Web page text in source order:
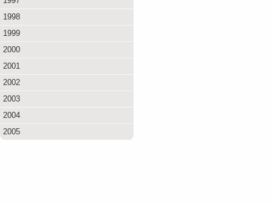
1998
1999
2000
2001
2002
2003
2004
2005